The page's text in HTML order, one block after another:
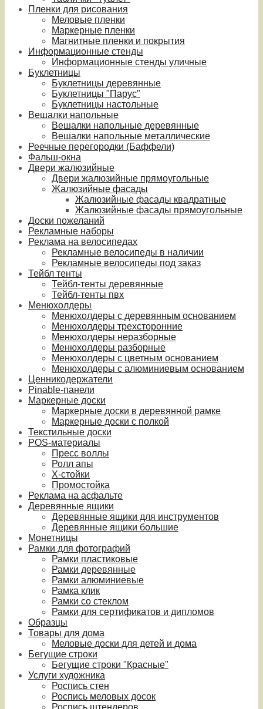
Пленки для рисования
Меловые пленки
Маркерные пленки
Магнитные пленки и покрытия
Информационные стенды
Информационные стенды уличные
Буклетницы
Буклетницы деревянные
Буклетницы "Парус"
Буклетницы настольные
Вешалки напольные
Вешалки напольные деревянные
Вешалки напольные металлические
Реечные перегородки (Баффели)
Фальш-окна
Двери жалюзийные
Двери жалюзийные прямоугольные
Жалюзийные фасады
Жалюзийные фасады квадратные
Жалюзийные фасады прямоугольные
Доски пожеланий
Рекламные наборы
Реклама на велосипедах
Рекламные велосипеды в наличии
Рекламные велосипеды под заказ
Тейбл тенты
Тейбл-тенты деревянные
Тейбл-тенты пвх
Менюхолдеры
Менюхолдеры с деревянным основанием
Менюхолдеры трехсторонние
Менюхолдеры неразборные
Менюхолдеры разборные
Менюхолдеры с цветным основанием
Менюхолдеры с алюминиевым основанием
Ценникодержатели
Pinable-панели
Маркерные доски
Маркерные доски в деревянной рамке
Маркерные доски с полкой
Текстильные доски
POS-материалы
Пресс воллы
Ролл апы
Х-стойки
Промостойка
Реклама на асфальте
Деревянные ящики
Деревянные ящики для инструментов
Деревянные ящики большие
Монетницы
Рамки для фотографий
Рамки пластиковые
Рамки деревянные
Рамки алюминиевые
Рамка клик
Рамки со стеклом
Рамки для сертификатов и дипломов
Образцы
Товары для дома
Меловые доски для детей и дома
Бегущие строки
Бегущие строки "Красные"
Услуги художника
Роспись стен
Роспись меловых досок
Роспись штендеров